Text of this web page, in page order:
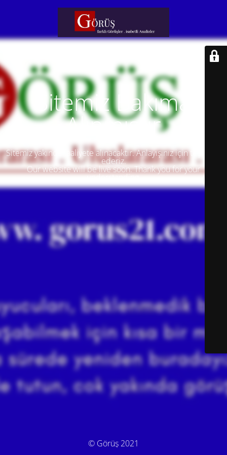
Sitemiz Bakıma
Alınmıştır
Sitemiz yakında faaliyete alınacaktır. Anlayışınız için teşekkür
ederiz.
Our website will be live soon. Thank you for your
understanding.
© Görüş 2021